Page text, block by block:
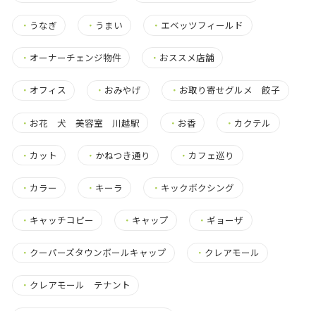
・ うなぎ ・ うまい ・ エベッツフィールド
・ オーナーチェンジ物件 ・ おススメ店舗
・ オフィス ・ おみやげ ・ お取り寄せグルメ 餃子
・ お花 犬 美容室 川越駅 ・ お香 ・ カクテル
・ カット ・ かねつき通り ・ カフェ巡り
・ カラー ・ キーラ ・ キックボクシング
・ キャッチコピー ・ キャップ ・ ギョーザ
・ クーパーズタウンボールキャップ ・ クレアモール
・ クレアモール テナント